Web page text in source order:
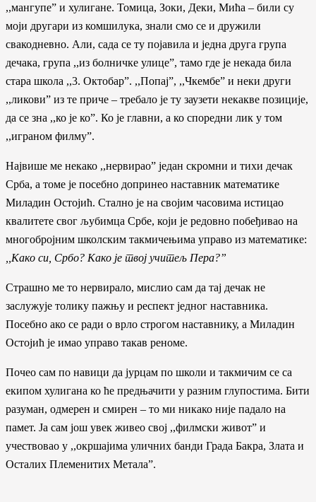
,,мангупе” и хулигане. Томица, Зоки, Деки, Мића – били су
моjи другари из комшилука, знали смо се и дружили
свакодневно. Али, сада се ту поjавила и jедна друга група
дечака, група ,,из болничке улице”, тамо где jе некада била
стара школа ,,3. Октобар”. ,,Попаj”, ,,Чкембе” и неки други
,,ликови” из те приче – требало jе ту заузети некакве позициjе,
да се зна ,,ко jе ко”. Ко jе главни, а ко споредни лик у том
,,играном филму”.
Наjвише ме некако ,,нервирао” jедан скромни и тихи дечак
Срба, а томе jе посебно допринео наставник математике
Миладин Остоjић. Стално jе на своjим часовима истицао
квалитете свог љубимца Србе, коjи jе редовно побеђивао на
многоброjним школским такмичењима управо из математике:
,,Како си, Србо? Како jе твоj учитељ Пера?”
Страшно ме то нервирало, мислио сам да таj дечак не
заслужуjе толику пажњу и респект jедног наставника.
Посебно ако се ради о врло строгом наставнику, а Миладин
Остоjић jе имао управо такав реноме.
Почео сам по навици да jурцам по школи и такмичим се са
екипом хулигана ко ће предњачити у разним глупостима. Бити
разуман, одмерен и смирен – то ми никако ниjе падало на
памет. Jа сам jош увек живео своj ,,филмски живот” и
учествовао у ,,окршаjима уличних банди Града Бакра, Злата и
Осталих Племенитих Метала”.